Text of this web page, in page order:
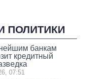
ПОЛИТИКИ
банкам
кредитный
07:51